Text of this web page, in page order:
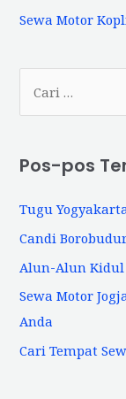
Sewa Motor
i
n
t
u
Pos-pos
Tugu
Candi
Alun-Alun Kidul
Sewa Motor
Anda
Cari Tempat